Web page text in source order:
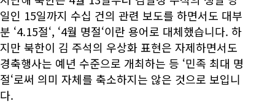
일인 15일까지 수십 건의 관련 보도를 하면서도 대부
분 ‘4.15절‘, ‘4월 명절‘이란 용어로 대체했습니다. 하
지만 북한이 김 주석의 우상화 표현은 자제하면서도
경축행사는 예년 수준으로 개최하는 등 ‘민족 최대 명
절‘로써 의미 자체를 축소하지는 않은 것으로 보입니
다.